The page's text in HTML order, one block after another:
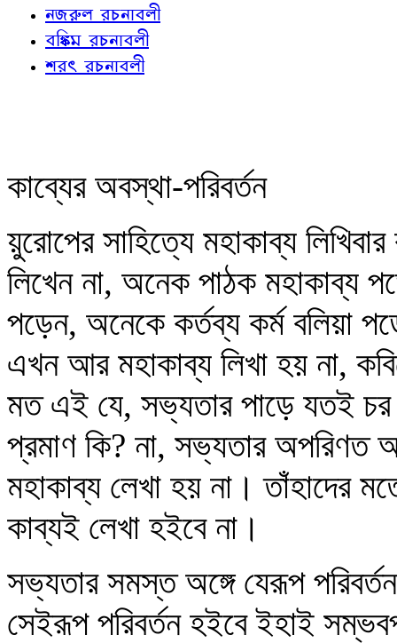
নজরুল রচনাবলী
বঙ্কিম রচনাবলী
শরৎ রচনাবলী
কাব্যের অবস্থা-পরিবর্তন
য়ুরোপের সাহিত্যে মহাকাব্য
লিখেন না, অনেক পাঠক মহাকাব্য
পড়েন, অনেকে কর্তব্য কর্ম বলিয়া
এখন আর মহাকাব্য লিখা হয় না,
মত এই যে, সভ্যতার পাড়ে যতই চর
প্রমাণ কি? না, সভ্যতার অপরিণত
মহাকাব্য লেখা হয় না। তাঁহাদের
কাব্যই লেখা হইবে না।
সভ্যতার সমস্ত অঙ্গে যেরূপ
সেইরূপ পরিবর্তন হইবে ইহাই